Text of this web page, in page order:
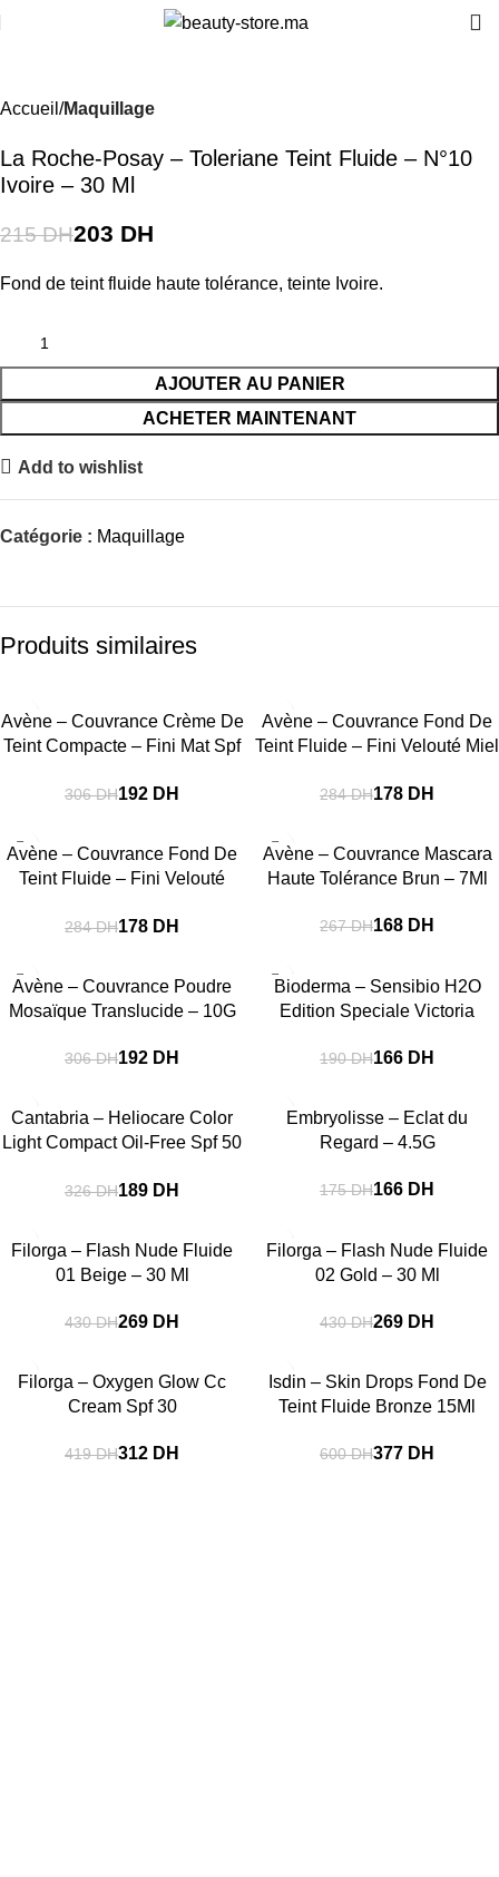
Accueil Maquillage
La Roche-Posay – Toleriane Teint Fluide – N°10
Ivoire – 30 Ml
215DH203 DH
Fond de teint fluide haute tolérance, teinte Ivoire.
AJOUTER AU PANIER
ACHETER MAINTENANT
Add to wishlist
Catégorie : Maquillage
Produits similaires
SOLD OUT
Avène – Couvrance Crème De
Teint Compacte – Fini Mat Spf
306DH192 DH
SOLD OUT
Avène – Couvrance Fond De
Teint Fluide – Fini Velouté Miel
284DH178 DH
SOLD OUT
Avène – Couvrance Fond De
Teint Fluide – Fini Velouté
284DH178 DH
SOLD OUT
Avène – Couvrance Mascara
Haute Tolérance Brun – 7Ml
267DH168 DH
SOLD OUT
Avène – Couvrance Poudre
Mosaïque Translucide – 10G
306DH192 DH
Bioderma – Sensibio H2O
Edition Speciale Victoria
190DH166 DH
Cantabria – Heliocare Color
Light Compact Oil-Free Spf 50
326DH189 DH
Embryolisse – Eclat du
Regard – 4.5G
175DH166 DH
Filorga – Flash Nude Fluide
01 Beige – 30 Ml
430DH269 DH
Filorga – Flash Nude Fluide
02 Gold – 30 Ml
430DH269 DH
Filorga – Oxygen Glow Cc
Cream Spf 30
419DH312 DH
Isdin – Skin Drops Fond De
Teint Fluide Bronze 15Ml
600DH377 DH